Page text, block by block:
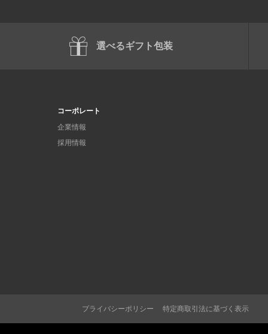
選べるギフト包装
コーポレート
企業情報
採用情報
プライバシーポリシー 特定商取引法に基づく表示